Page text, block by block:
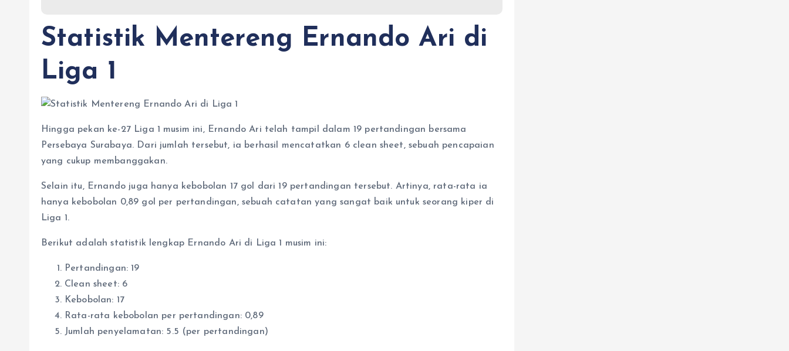
Statistik Mentereng Ernando Ari di
Liga 1
Hingga pekan ke-27 Liga 1 musim ini, Ernando Ari telah tampil dalam 19 pertandingan bersama
Persebaya Surabaya. Dari jumlah tersebut, ia berhasil mencatatkan 6 clean sheet, sebuah pencapaian
yang cukup membanggakan.
Selain itu, Ernando juga hanya kebobolan 17 gol dari 19 pertandingan tersebut. Artinya, rata-rata ia
hanya kebobolan 0,89 gol per pertandingan, sebuah catatan yang sangat baik untuk seorang kiper di
Liga 1.
Berikut adalah statistik lengkap Ernando Ari di Liga 1 musim ini:
Pertandingan: 19
Clean sheet: 6
Kebobolan: 17
Rata-rata kebobolan per pertandingan: 0,89
Jumlah penyelamatan: 5.5 (per pertandingan)